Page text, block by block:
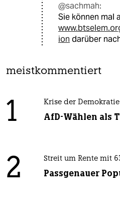
@sachmah:
Sie können mal
ion darüber
meistkommentiert
1 Krise der Demokratie
AfD-Wählen als
2 Streit um Rente mit
Passgenauer